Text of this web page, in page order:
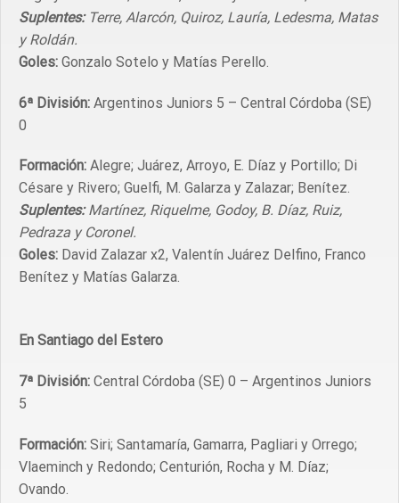
Suplentes:Terre, Alarcón, Quiroz, Lauría, Ledesma, Matas
y Roldán.
Goles: Gonzalo Sotelo y Matías Perello.
6ª División: Argentinos Juniors 5 – Central Córdoba (SE)
0
Formación: Alegre; Juárez, Arroyo, E. Díaz y Portillo; Di
Césare y Rivero; Guelfi, M. Galarza y Zalazar; Benítez.
Suplentes:Martínez, Riquelme, Godoy, B. Díaz, Ruiz,
Pedraza y Coronel.
Goles: David Zalazar x2, Valentín Juárez Delfino, Franco
Benítez y Matías Galarza.
En Santiago del Estero
7ª División: Central Córdoba (SE) 0 – Argentinos Juniors
5
Formación: Siri; Santamaría, Gamarra, Pagliari y Orrego;
Vlaeminch y Redondo; Centurión, Rocha y M. Díaz;
Ovando.